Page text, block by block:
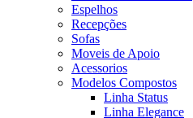
Espelhos
Recepções
Sofas
Moveis de Apoio
Acessorios
Modelos Compostos
Linha Status
Linha Elegance